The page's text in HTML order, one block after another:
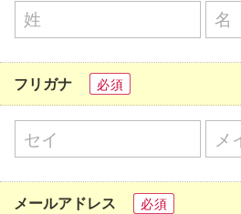
フリガナ 必須
メールアドレス 必須